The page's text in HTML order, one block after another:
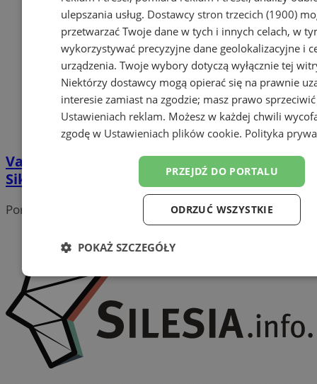
Vaclav Havel, Kinematograf solo i Tomek
Sikora – wernisaże Kina na Granicy
Portal należy do sieci
ulepszania usług. Dostawcy stron trzecich (1900)
przetwarzać Twoje dane w tych i innych celach, w
wykorzystywać precyzyjne dane geolokalizacyjne i
urządzenia. Twoje wybory dotyczą wyłącznie tej
Niektórzy dostawcy mogą opierać się na prawnie
interesie zamiast na zgodzie; masz prawo
Ustawieniach reklam. Możesz w każdej chwili
zgodę w Ustawieniach plików cookie. Polityka
PRZEJDŹ DO PORTALU
ODRZUĆ WSZYSTKIE
POKAŻ SZCZEGÓŁY
Niezbędne Wydajność Targetowanie
Niesklasyfikowane